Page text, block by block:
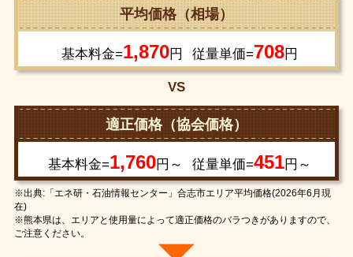
平均価格（相場）
基本料金=1,870円 従量単価=708円
VS
適正価格（協会価格）
基本料金=1,760円～ 従量単価=451円～
※出典:「エネ研・石油情報センター」合志市エリア平均価格(2026年6月現
在)
※熊本県は、エリアと使用量によって適正価格のバラつきがありますので、
ご注意ください。